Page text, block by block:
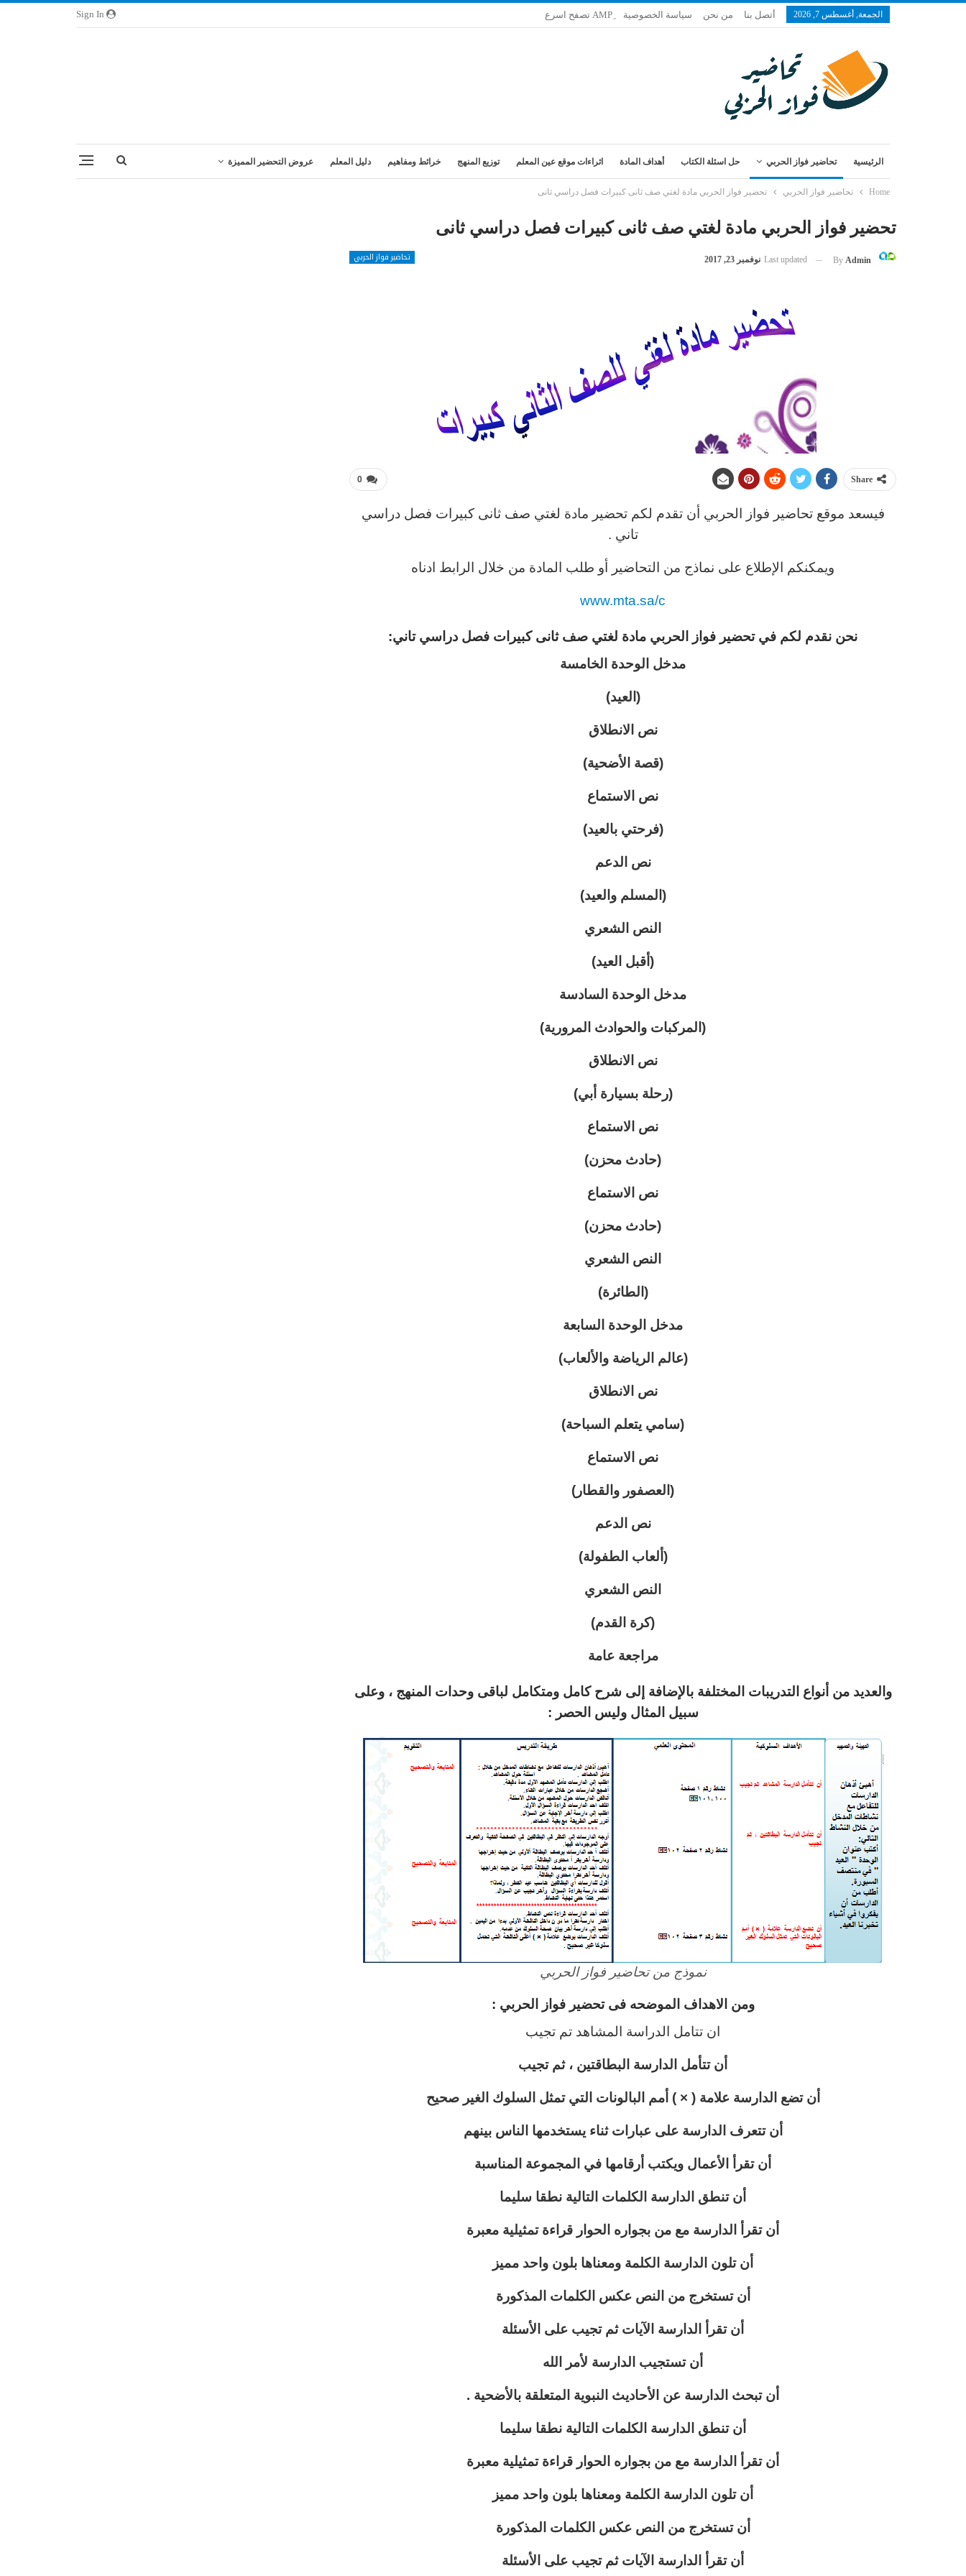
الجمعة, أغسطس 7, 2026 أتصل بنا من نحن سياسة الخصوصية
الرئيسية تحاضير فواز الحربي حل اسئلة الكتاب أهداف المادة اثراءات موقع عين المعلم توزيع المنهج خرائط ومفاهيم دليل المعلم عروض التحضير المميزة
Home تحاضير فواز الحربي تحضير فواز الحربي مادة لغتي صف ثانى كبيرات فصل دراسي ثانى
تحضير فواز الحربي مادة لغتي صف ثانى كبيرات فصل دراسي ثانى
تحاضير فواز الحربي By Admin
Last updated نوفمبر 23, 2017
0 Share
فيسعد موقع تحاضير فواز الحربي أن تقدم لكم تحضير مادة لغتي صف ثانى كبيرات فصل دراسي
تاني .
ويمكنكم الإطلاع على نماذج من التحاضير أو طلب المادة من خلال الرابط ادناه
www.mta.sa/c
نحن نقدم لكم في تحضير فواز الحربي مادة لغتي صف ثانى كبيرات فصل دراسي تاني:
مدخل الوحدة الخامسة
(العيد)
نص الانطلاق
(قصة الأضحية)
نص الاستماع
(فرحتي بالعيد)
نص الدعم
(المسلم والعيد)
النص الشعري
(أقبل العيد)
مدخل الوحدة السادسة
(المركبات والحوادث المرورية)
نص الانطلاق
(رحلة بسيارة أبي)
نص الاستماع
(حادث محزن)
نص الاستماع
(حادث محزن)
النص الشعري
(الطائرة)
مدخل الوحدة السابعة
(عالم الرياضة والألعاب)
نص الانطلاق
(سامي يتعلم السباحة)
نص الاستماع
(العصفور والقطار)
نص الدعم
(ألعاب الطفولة)
النص الشعري
(كرة القدم)
مراجعة عامة
والعديد من أنواع التدريبات المختلفة بالإضافة إلى شرح كامل ومتكامل لباقى وحدات المنهج ، وعلى
سبيل المثال وليس الحصر :
نموذج من تحاضير فواز الحربي
ومن الاهداف الموضحه فى تحضير فواز الحربي :
ان تتامل الدراسة المشاهد تم تجيب
أن تتأمل الدارسة البطاقتين ، ثم تجيب
أن تضع الدارسة علامة ( × ) أمم البالونات التي تمثل السلوك الغير صحيح
أن تتعرف الدارسة على عبارات ثناء يستخدمها الناس بينهم
أن تقرأ الأعمال ويكتب أرقامها في المجموعة المناسبة
أن تنطق الدارسة الكلمات التالية نطقا سليما
أن تقرأ الدارسة مع من بجواره الحوار قراءة تمثيلية معبرة
أن تلون الدارسة الكلمة ومعناها بلون واحد مميز
أن تستخرج من النص عكس الكلمات المذكورة
أن تقرأ الدارسة الآيات ثم تجيب على الأسئلة
أن تستجيب الدارسة لأمر الله
أن تبحث الدارسة عن الأحاديث النبوية المتعلقة بالأضحية .
أن تنطق الدارسة الكلمات التالية نطقا سليما
أن تقرأ الدارسة مع من بجواره الحوار قراءة تمثيلية معبرة
أن تلون الدارسة الكلمة ومعناها بلون واحد مميز
أن تستخرج من النص عكس الكلمات المذكورة
أن تقرأ الدارسة الآيات ثم تجيب على الأسئلة